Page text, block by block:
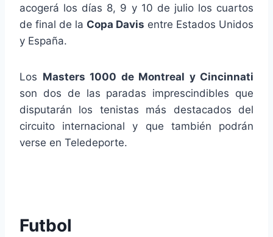
acogerá los días 8, 9 y 10 de julio los cuartos
de final de la Copa Davis entre Estados Unidos
y España.
Los Masters 1000 de Montreal y Cincinnati
son dos de las paradas imprescindibles que
disputarán los tenistas más destacados del
circuito internacional y que también podrán
verse en Teledeporte.
Futbol